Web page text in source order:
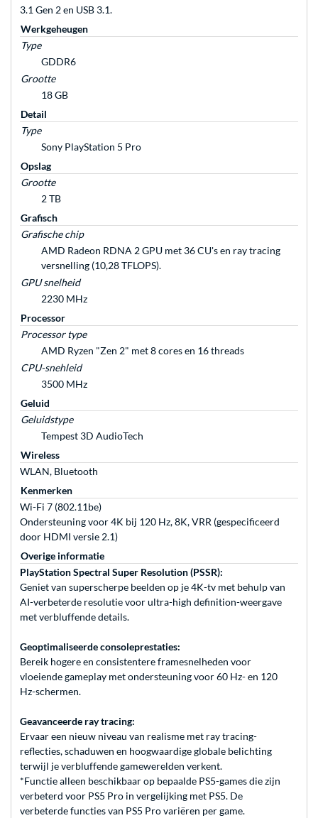
3.1 Gen 2 en USB 3.1.
Werkgeheugen
Type
GDDR6
Grootte
18 GB
Detail
Type
Sony PlayStation 5 Pro
Opslag
Grootte
2 TB
Grafisch
Grafische chip
AMD Radeon RDNA 2 GPU met 36 CU's en ray tracing
versnelling (10,28 TFLOPS).
GPU snelheid
2230 MHz
Processor
Processor type
AMD Ryzen "Zen 2" met 8 cores en 16 threads
CPU-snehleid
3500 MHz
Geluid
Geluidstype
Tempest 3D AudioTech
Wireless
WLAN, Bluetooth
Kenmerken
Wi-Fi 7 (802.11be)
Ondersteuning voor 4K bij 120 Hz, 8K, VRR (gespecificeerd
door HDMI versie 2.1)
Overige informatie
PlayStation Spectral Super Resolution (PSSR):
Geniet van superscherpe beelden op je 4K-tv met behulp van
AI-verbeterde resolutie voor ultra-high definition-weergave
met verbluffende details.
Geoptimaliseerde consoleprestaties:
Bereik hogere en consistentere framesnelheden voor
vloeiende gameplay met ondersteuning voor 60 Hz- en 120
Hz-schermen.
Geavanceerde ray tracing:
Ervaar een nieuw niveau van realisme met ray tracing-
reflecties, schaduwen en hoogwaardige globale belichting
terwijl je verbluffende gamewerelden verkent.
*Functie alleen beschikbaar op bepaalde PS5-games die zijn
verbeterd voor PS5 Pro in vergelijking met PS5. De
verbeterde functies van PS5 Pro variëren per game.